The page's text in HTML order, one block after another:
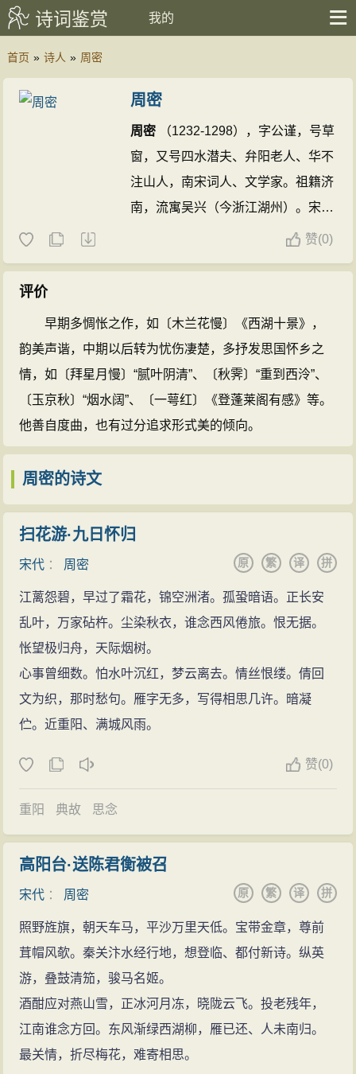
诗词鉴赏 我的
首页 » 诗人 » 周密
周密
周密 （1232-1298），字公谨，号草
窗，又号四水潜夫、弁阳老人、华不
注山人，南宋词人、文学家。祖籍济
南，流寓吴兴（今浙江湖州）。宋德
右间为义乌县（今年内属浙江）令。
东野语》、《武林旧事》、《癸辛杂
识》、《志雅堂要杂钞》等杂著数十
赞(0)
评价
早期多惆怅之作，如〔木兰花慢〕《西湖十景》，
韵美声谐，中期以后转为忧伤凄楚，多抒发思国怀乡之
情，如〔拜星月慢〕“腻叶阴清”、〔秋霁〕“重到西泠”、
〔玉京秋〕“烟水阔”、〔一萼红〕《登蓬莱阁有感》等。
他善自度曲，也有过分追求形式美的倾向。
周密的诗文
扫花游·九日怀归
宋代 ： 周密 拼
译
繁
原
江蓠怨碧，早过了霜花，锦空洲渚。孤蛩暗语。正长安
乱叶，万家砧杵。尘染秋衣，谁念西风倦旅。恨无据。
怅望极归舟，天际烟树。
心事曾细数。怕水叶沉红，梦云离去。情丝恨缕。倩回
文为织，那时愁句。雁字无多，写得相思几许。暗凝
伫。近重阳、满城风雨。
赞(0)
重阳 典故 思念
高阳台·送陈君衡被召
宋代 ： 周密 拼
译
繁
原
照野旌旗，朝天车马，平沙万里天低。宝带金章，尊前
茸帽风欹。秦关汴水经行地，想登临、都付新诗。纵英
游，叠鼓清笳，骏马名姬。
酒酣应对燕山雪，正冰河月冻，晓陇云飞。投老残年，
江南谁念方回。东风渐绿西湖柳，雁已还、人未南归。
最关情，折尽梅花，难寄相思。